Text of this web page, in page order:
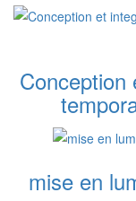
Conception
mise en